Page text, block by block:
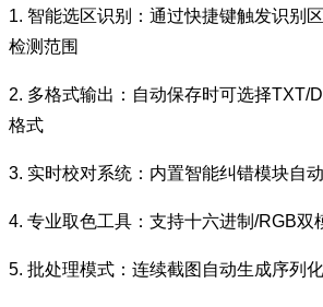
1. 智能选区识别：通过快捷键触发识别
检测范围
2. 多格式输出：自动保存时可选择TXT/
格式
3. 实时校对系统：内置智能纠错模块自
4. 专业取色工具：支持十六进制/RGB双
5. 批处理模式：连续截图自动生成序列